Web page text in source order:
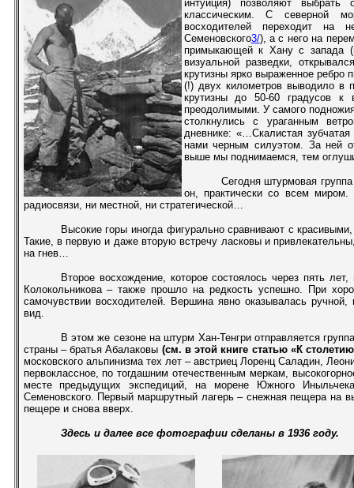
интуиция) позволяют выбрать
классическим. С северной
восходителей переходит на
Семеновского3/), а с него на
примыкающей к Хану с запада
визуальной разведки,
крутизны ярко выраженное
(!) двух километров выводило в
крутизны до 50-60 градусов к
преодолимыми. У самого
столкнулись с ураганным
дневнике: «…Скалистая
нами черным силуэтом. За ней
выше мы поднимаемся, тем
Сегодня штурмовая
он, практически со всем миром.
радиосвязи, ни местной, ни стратегической…
Высокие горы иногда фигурально сравнивают с
Такие, в первую и даже вторую встречу ласковы и
на гнев…
Второе восхождение, которое состоялось через пять
Колокольникова – также прошло на редкость успешно. При
самочувствии восходителей. Вершина явно оказывалась
вид.
В этом же сезоне на штурм Хан-Тенгри отправляется
страны – братья Абалаковы (см. в этой книге статью «К
московского альпинизма тех лет – австриец Лоренц Саладин,
первоклассное, по тогдашним отечественным меркам,
месте предыдущих экспедиций, на морене Южного
Семеновского. Первый маршрутный лагерь – снежная пещера на
пещере и снова вверх.
Здесь и далее все фотографии сделаны в 1936 году.